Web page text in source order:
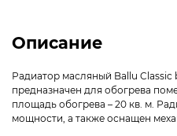
Описание
Радиатор масляный Ballu Classic
предназначен для обогрева
площадь обогрева – 20 кв. м.
мощности, а также оснащен